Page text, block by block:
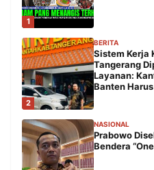
1
2
BERITA
Sistem Kerja
Tangerang
Layanan:
Banten
NASIONAL
Prabowo
Bendera